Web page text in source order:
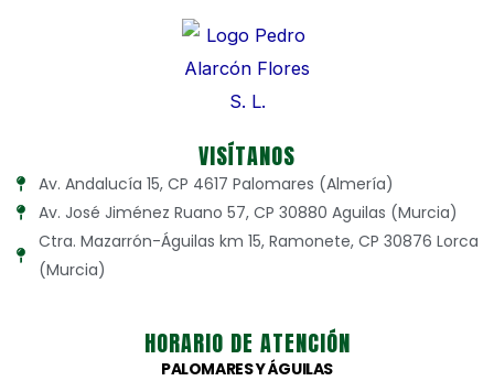
VISÍTANOS
Av. Andalucía 15, CP 4617 Palomares (Almería)
Av. José Jiménez Ruano 57, CP 30880 Aguilas (Murcia)
Ctra. Mazarrón-Águilas km 15, Ramonete, CP 30876 Lorca
(Murcia)
HORARIO DE ATENCIÓN
PALOMARES Y ÁGUILAS